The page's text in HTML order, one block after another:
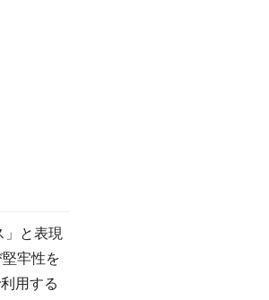
」と表現
牢性を
用する